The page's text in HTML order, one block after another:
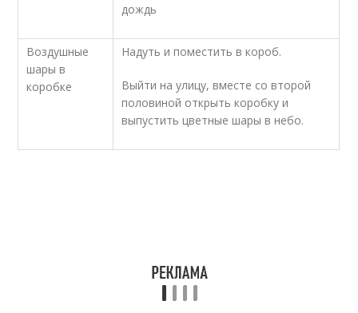
дождь
Воздушные
шары в
коробке
Надуть и поместить в короб.
Выйти на улицу, вместе со второй
половиной открыть коробку и
выпустить цветные шары в небо.